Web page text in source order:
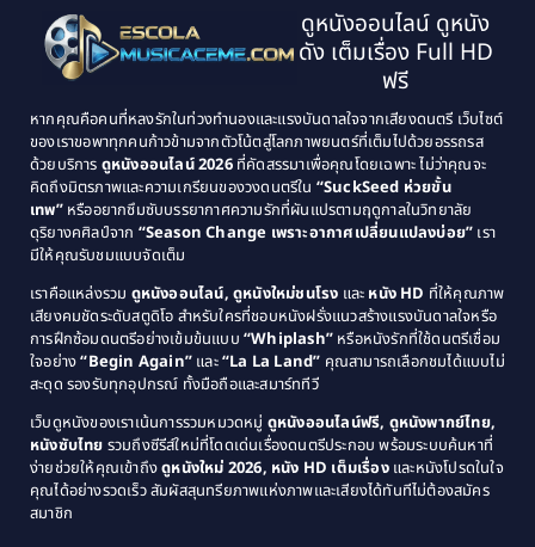
Classic หนังคลาสสิก(25)
Classic หนังคลาสสิก(134)
Classic หนังคลาสสิก(21)
Comedy ตลก(515)
Comedy ตลก(46)
Coming of Age ก้าวพ้นวัย(1)
Coming-of-Age(3)
Community(1)
Crime อาชญากรรม(289)
1995
1994
1993
1992
1989
1988
1987
1986
1985
1984
1983
1982
1979
1978
1976
1975
1974
1971
1970
1969
1968
1964
1963
ดูหนังออนไลน์ ดูหนัง
ดัง เต็มเรื่อง Full HD
ฟรี
หากคุณคือคนที่หลงรักในท่วงทำนองและแรงบันดาลใจจากเสียงดนตรี เว็บไซต์
ของเราขอพาทุกคนก้าวข้ามจากตัวโน้ตสู่โลกภาพยนตร์ที่เต็มไปด้วยอรรถรส
ด้วยบริการ ดูหนังออนไลน์ 2026ที่คัดสรรมาเพื่อคุณโดยเฉพาะ ไม่ว่าคุณจะ
คิดถึงมิตรภาพและความเกรียนของวงดนตรีใน “SuckSeed ห่วยขั้น
เทพ”หรืออยากซึมซับบรรยากาศความรักที่ผันแปรตามฤดูกาลในวิทยาลัย
ดุริยางคศิลป์จาก “Season Change เพราะอากาศเปลี่ยนแปลงบ่อย” เรา
มีให้คุณรับชมแบบจัดเต็ม
เราคือแหล่งรวม ดูหนังออนไลน์, ดูหนังใหม่ชนโรง และ หนัง HD ที่ให้คุณภาพ
เสียงคมชัดระดับสตูดิโอ สำหรับใครที่ชอบหนังฝรั่งแนวสร้างแรงบันดาลใจหรือ
การฝึกซ้อมดนตรีอย่างเข้มข้นแบบ “Whiplash” หรือหนังรักที่ใช้ดนตรีเชื่อม
ใจอย่าง“Begin Again” และ“La La Land” คุณสามารถเลือกชมได้แบบไม่
สะดุด รองรับทุกอุปกรณ์ ทั้งมือถือและสมาร์ททีวี
เว็บดูหนังของเราเน้นการรวมหมวดหมู่ ดูหนังออนไลน์ฟรี, ดูหนังพากย์ไทย,
หนังซับไทย รวมถึงซีรีส์ใหม่ที่โดดเด่นเรื่องดนตรีประกอบ พร้อมระบบค้นหาที่
ง่ายช่วยให้คุณเข้าถึงดูหนังใหม่ 2026, หนัง HD เต็มเรื่องและหนังโปรดในใจ
คุณได้อย่างรวดเร็ว สัมผัสสุนทรียภาพแห่งภาพและเสียงได้ทันทีไม่ต้องสมัคร
สมาชิก